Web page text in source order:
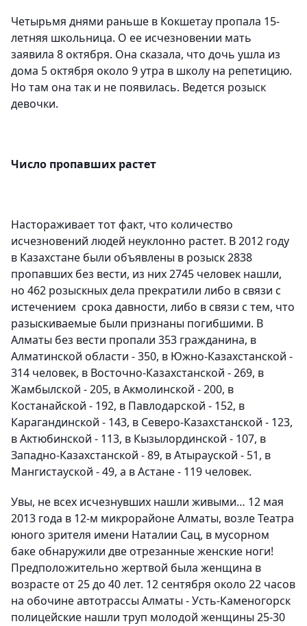
Четырьмя днями раньше в Кокшетау пропала 15-
летняя школьница. О ее исчезновении мать
заявила 8 октября. Она сказала, что дочь ушла из
дома 5 октября около 9 утра в школу на репетицию.
Но там она так и не появилась. Ведется розыск
девочки.
Число пропавших растет
Настораживает тот факт, что количество
исчезновений людей неуклонно растет. В 2012 году
в Казахстане были объявлены в розыск 2838
пропавших без вести, из них 2745 человек нашли,
но 462 розыскных дела прекратили либо в связи с
истечением срока давности, либо в связи с тем, что
разыскиваемые были признаны погибшими. В
Алматы без вести пропали 353 гражданина, в
Алматинской области - 350, в Южно-Казахстанской -
314 человек, в Восточно-Казахстанской - 269, в
Жамбылской - 205, в Акмолинской - 200, в
Костанайской - 192, в Павлодарской - 152, в
Карагандинской - 143, в Северо-Казахстанской - 123,
в Актюбинской - 113, в Кызылординской - 107, в
Западно-Казахстанской - 89, в Атырауской - 51, в
Мангистауской - 49, а в Астане - 119 человек.
Увы, не всех исчезнувших нашли живыми… 12 мая
2013 года в 12-м микрорайоне Алматы, возле Театра
юного зрителя имени Наталии Сац, в мусорном
баке обнаружили две отрезанные женские ноги!
Предположительно жертвой была женщина в
возрасте от 25 до 40 лет. 12 сентября около 22 часов
на обочине автотрассы Алматы - Усть-Каменогорск
полицейские нашли труп молодой женщины 25-30